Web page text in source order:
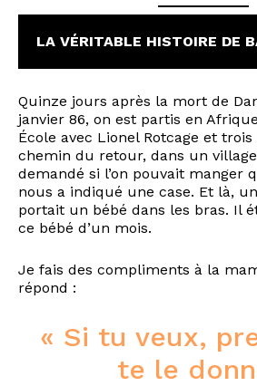
LA VÉRITABLE HISTOIRE DE
Quinze jours après la mort de
janvier 86, on est partis en
École avec Lionel Rotcage et
chemin du retour, dans un
demandé si l’on pouvait manger
nous a indiqué une case. Et là,
portait un bébé dans les bras. Il
ce bébé d’un mois.
Je fais des compliments à la
répond :
« Si tu veux,
te le